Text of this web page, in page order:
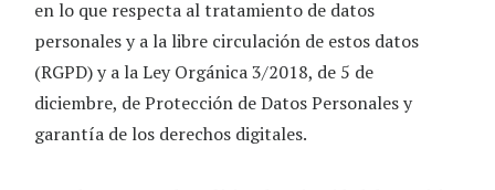
en lo que respecta al tratamiento de datos
personales y a la libre circulación de estos datos
(RGPD) y a la Ley Orgánica 3/2018, de 5 de
diciembre, de Protección de Datos Personales y
garantía de los derechos digitales.